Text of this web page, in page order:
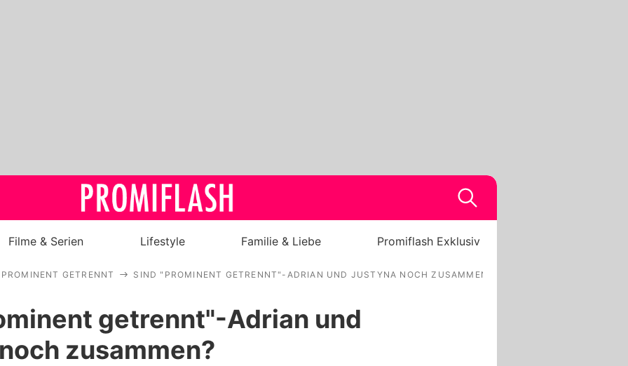
Royals
Filme & Serien Lifestyle Familie & Liebe Promiflash Exklusiv
PROMINENT GETRENNT SIND "PROMINENT GETRENNT"-ADRIAN UND JUSTYNA NOCH ZUSAMMEN?
getrennt"-Adrian und
zusammen?